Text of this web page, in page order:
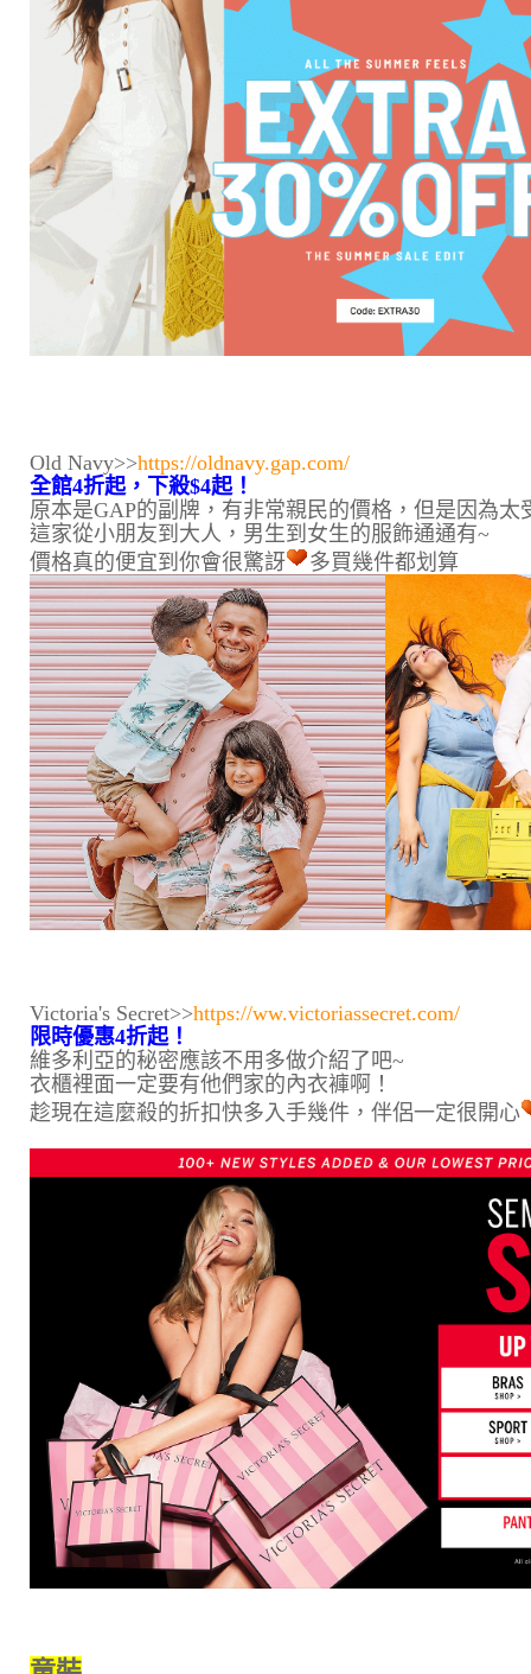
Old Navy>>https://oldnavy.gap.com/
全館4折起，下殺$4起！
原本是GAP的副牌，有非常親民的價格，但是因為
這家從小朋友到大人，男生到女生的服飾通通有~
價格真的便宜到你會很驚訝
多買幾件都划算
Victoria's Secret>>https://ww.victoriassecret.com/
限時優惠4折起！
維多利亞的秘密應該不用多做介紹了吧~
衣櫃裡面一定要有他們家的內衣褲啊！
趁現在這麼殺的折扣快多入手幾件，伴侶一定很開心